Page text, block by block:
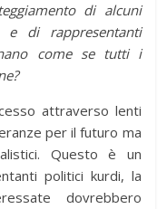
di alcuni
e di rappresentanti
come se tutti i
attraverso lenti
per il futuro ma
Questo è un
politici kurdi, la
dovrebbero